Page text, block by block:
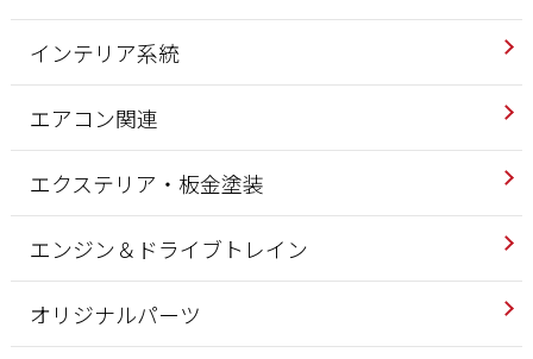
インテリア系統
エアコン関連
エクステリア・板金塗装
エンジン＆ドライブトレイン
オリジナルパーツ